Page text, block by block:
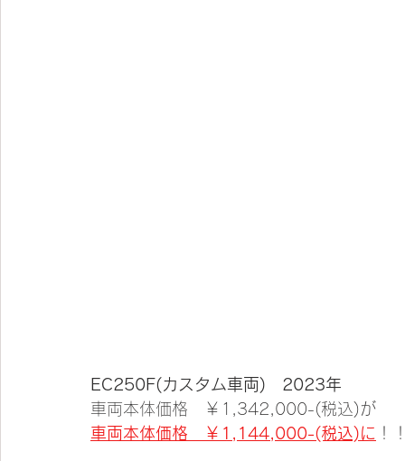
EC250F(カスタム車両)　2023年
車両本体価格　￥1,342,000-(税込)が
車両本体価格　￥1,144,000-(税込)に ！